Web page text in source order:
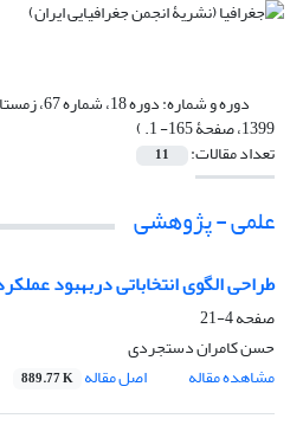
دوره و شماره:
1399، صفحۀ 165- 1. )
تعداد مقالات: 11
علمی - پژوهشی
طراحی الگوی انتخاباتی دربهبود
صفحه4-21
حسن کامران دستجردی
مشاهده مقاله
اصل مقاله 889.77 K